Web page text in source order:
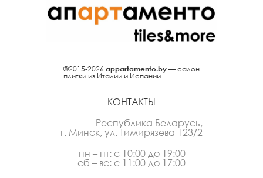
©2015-2026 appartamento.by — салон
плитки из Италии и Испании
КОНТАКТЫ
Республика Беларусь,
г. Минск, ул. Тимирязева 123/2
пн – пт: с 10:00 до 19:00
сб – вс: с 11:00 до 17:00